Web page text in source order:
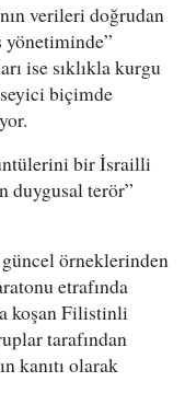
verileri doğrudan
ise sıklıkla kurgu
biçimde
bir İsrailli
duygusal terör”
örneklerinden
etrafında
koşan Filistinli
tarafından
kanıtı olarak